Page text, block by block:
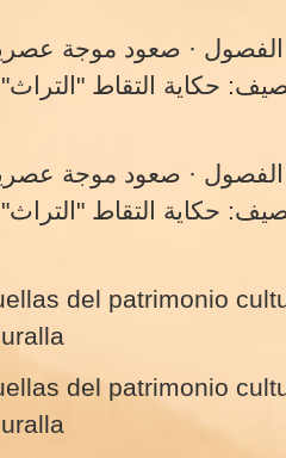
الفصول · صعود موجة
حكاية التقاط
الفصول · صعود موجة
حكاية التقاط
del patrimonio
del patrimonio